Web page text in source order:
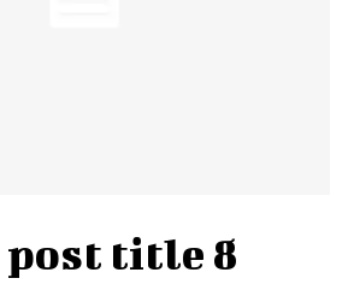
post title 8